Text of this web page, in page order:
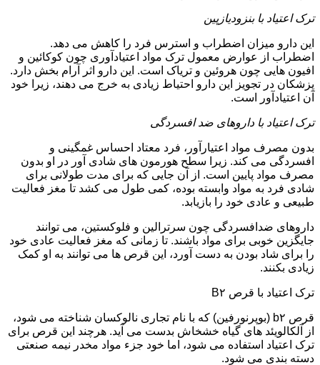
ترک اعتیاد با بنزودیازپین
این دارو میزان اضطراب و استرس فرد را کاهش می دهد.
اضطراب از عوارض معمول ترک مواد اعتیادآوری چون کوکائین و
افیون هایی چون هروئین و تریاک است. این دارو اثر آرام بخش دارد.
پزشکان در تجویز این دارو احتیاط زیادی به خرج می دهند، زیرا خود
آن اعتیادآور است.
ترک اعتیاد با داروهای ضد افسردگی
بدون مصرف مواد اعتیارآور، فرد معتاد احساس غمگینی و
افسردگی می کند. زیرا سطح هورمون های شادی آور در او بدون
مصرف مواد پایین است. از آن جایی که برای مدت طولانی برای
شادی فرد به مواد وابسته بوده، کمی طول می کشد تا مغز فعالیت
طبیعی و عادی خود را بازیابد.
داروهای ضدافسردگی چون سرترالین و فلوکستین، می توانند
جایگزین خوبی برای مواد باشند. تا زمانی که مغز فعالیت عادی خود
را برای شاد بودن به دست آورد، این قرص ها می توانند به او کمک
زیادی بکنند.
ترک اعتیاد با قرص B۲
قرص b۲ (بوپرنورفین) که با نام تجاری نالوکسان شناخته می شود،
از آلکالویئد های گیاه خشخاش بدست می آید. هرچند این قرص برای
ترک اعتیاد استفاده می شود، اما خود جزء مواد مخدر نیمه صنعتی
دسته بندی می شود.